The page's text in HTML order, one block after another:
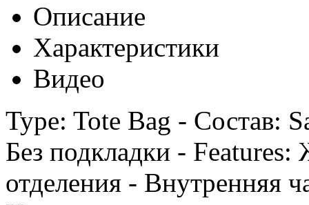
Описание
Характеристики
Видео
Type: Tote Bag - Состав:
Без подкладки - Features:
отделения - Внутренняя